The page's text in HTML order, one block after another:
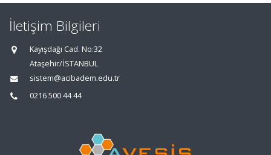
İletişim Bilgileri
Kayışdağı Cad. No:32
Ataşehir/İSTANBUL
sistem@acibadem.edu.tr
0216 500 44 44